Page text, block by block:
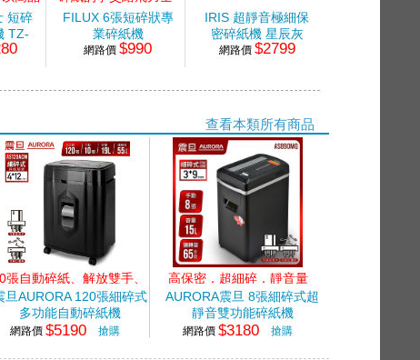
短碎
TZ-
FILUX 6張短碎狀專
業碎紙機
網路價$990
IRIS 超靜音極細保
密碎紙機 星辰灰
網路價 $2799
查看本類所有商品
張自動碎紙、解放雙手、
高碎量多功能
旦AURORA 120張細碎式
多功能自動碎紙機
網路價 $5190 搶購
高保密．超細碎．靜音量
AURORA震旦 8張細碎式超
靜音雙功能碎紙機
網路價 $3180 搶購